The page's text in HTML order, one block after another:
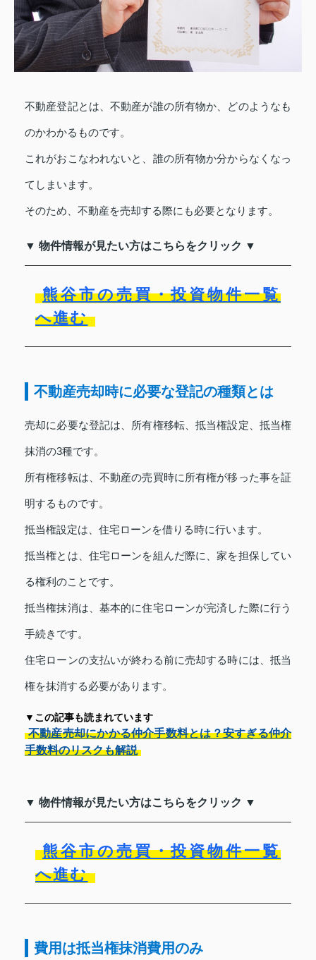
不動産登記とは、不動産が誰の所有物か、どのようなも
のかわかるものです。
これがおこなわれないと、誰の所有物か分からなくなっ
てしまいます。
そのため、不動産を売却する際にも必要となります。
▼ 物件情報が見たい方はこちらをクリック ▼
熊谷市の売買・投資物件一覧
へ進む
不動産売却時に必要な登記の種類とは
売却に必要な登記は、所有権移転、抵当権設定、抵当権
抹消の3種です。
所有権移転は、不動産の売買時に所有権が移った事を証
明するものです。
抵当権設定は、住宅ローンを借りる時に行います。
抵当権とは、住宅ローンを組んだ際に、家を担保してい
る権利のことです。
抵当権抹消は、基本的に住宅ローンが完済した際に行う
手続きです。
住宅ローンの支払いが終わる前に売却する時には、抵当
権を抹消する必要があります。
▼この記事も読まれています
不動産売却にかかる仲介手数料とは？安すぎる仲介
手数料のリスクも解説
▼ 物件情報が見たい方はこちらをクリック ▼
熊谷市の売買・投資物件一覧
へ進む
費用は抵当権抹消費用のみ